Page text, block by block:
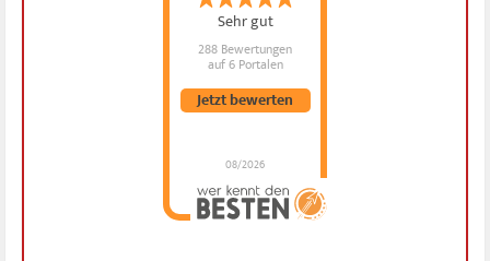
Sehr gut
288 Bewertungen
auf 6 Portalen
08/2026
Jetzt bewerten
Dr. Hubert Menken
hat4.88 von5